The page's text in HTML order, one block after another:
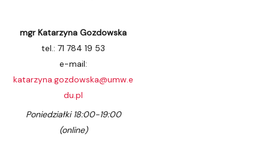
mgr Katarzyna Gozdowska
tel.: 71 784 19 53
e-mail:
katarzyna.gozdowska@umw.e
du.pl
Poniedziałki 18:00-19:00
(online)